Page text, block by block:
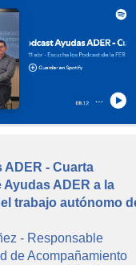
ADER - Cuarta
ADER a la
trabajo autónomo
- Responsable
de Acompañamiento